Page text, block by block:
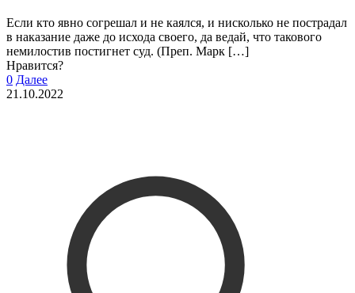
Если кто явно согрешал и не каялся, и нисколько не пострадал
в наказание даже до исхода своего, да ведай, что такового
немилостив постигнет суд. (Преп. Марк […]
Нравится?
0 Далее
21.10.2022